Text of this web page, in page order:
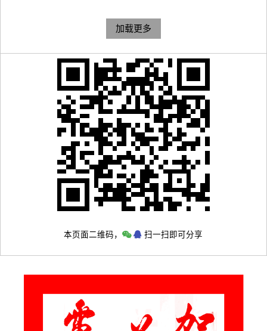
加载更多
本页面二维码， 扫一扫即可分享